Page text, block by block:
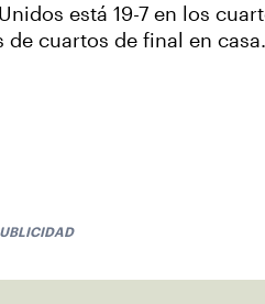
está 19-7 en los
cuartos de final en casa.